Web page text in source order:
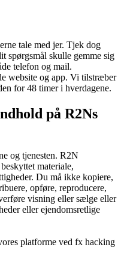
tale med jer. Tjek dog
spørgsmål skulle gemme sig
telefon og mail.
website og app. Vi tilstræber
for 48 timer i hverdagene.
på R2Ns
og tjenesten. R2N
materiale,
Du må ikke kopiere,
opføre, reproducere,
visning eller sælge eller
eller ejendomsretlige
platforme ved fx hacking